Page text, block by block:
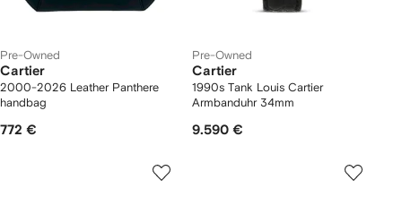
Pre-Owned
Cartier
2000-2026 Leather Panthere
handbag
772 €
Pre-Owned
Cartier
1990s Tank Louis Cartier
Armbanduhr 34mm
9.590 €